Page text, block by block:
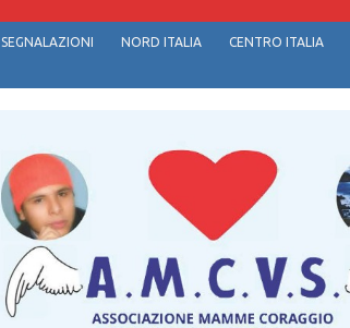
SEGNALAZIONI NORD ITALIA CENTRO ITALIA